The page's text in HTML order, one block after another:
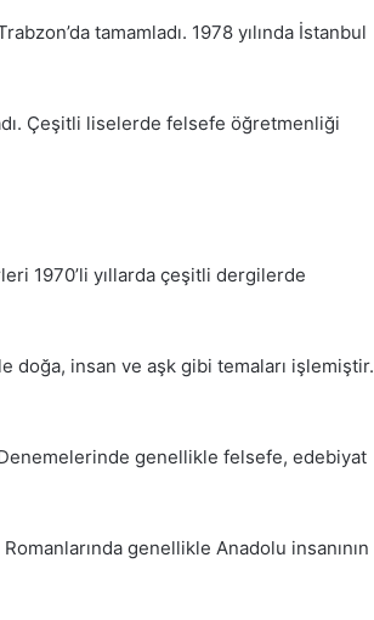
tamamladı. 1978 yılında İstanbul
Çeşitli liselerde felsefe öğretmenliği
1970’li yıllarda çeşitli dergilerde
doğa, insan ve aşk gibi temaları işlemiştir.
genellikle felsefe, edebiyat
genellikle Anadolu insanının